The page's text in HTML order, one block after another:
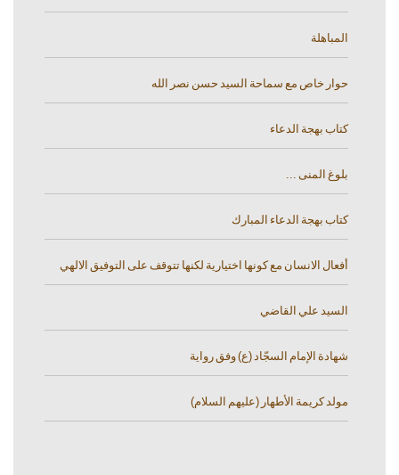
المباهلة
حوار خاص مع سماحة السيد حسن نصر الله
كتاب بهجة الدعاء
بلوغ المنى ...
كتاب بهجة الدعاء المبارك
أفعال الانسان مع كونها اختيارية لكنها تتوقف على التوفيق الالهي
السيد علي القاضي
شهادة الإمام السجّاد (ع) وفق رواية
مولد كريمة الأطهار (عليهم السلام)